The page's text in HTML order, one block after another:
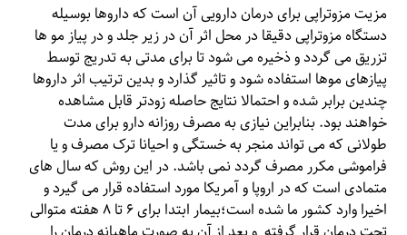
مزیت مزوتراپی برای درمان دارویی آن است که داروها بوسیله
دستگاه مزوتراپی دقیقا در محل اثر آن در زیر جلد و در پیاز مو ها
تزریق می گردد و ذخیره می شود تا برای مدتی به تدریج توسط
پیازهای موها استفاده شود و تاثیر گذارد و بدین ترتیب اثر داروها
چندین برابر شده و احتمالا نتایج حاصله زودتر قابل مشاهده
خواهند بود. بنابراین نیازی به مصرف روزانه دارو برای مدت
طولانی که می تواند منجر به خستگی و احیانا ترک مصرف و یا
فراموشی مکرر مصرف گردد نمی باشد. در این روش که سال های
متمادی است که در اروپا و آمریکا مورد استفاده قرار می گیرد و
اخیرا وارد کشور ما شده است؛بیمار ابتدا برای ۶ تا ۸ هفته متوالی